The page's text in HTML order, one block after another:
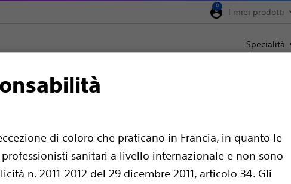
di coloro che praticano in Francia, in quanto le
sanitari a livello internazionale e non sono
n. 2011-2012 del 29 dicembre 2011, articolo 34. Gli
0
I miei prodotti
Specialità
per aterectomia ROTAPRO™